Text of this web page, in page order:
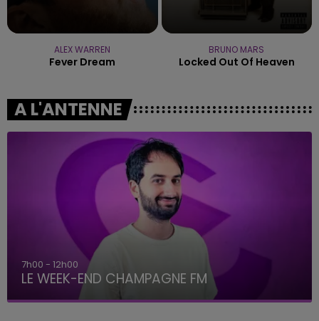
ALEX WARREN
Fever Dream
BRUNO MARS
Locked Out Of Heaven
A L'ANTENNE
7h00 - 12h00
LE WEEK-END CHAMPAGNE FM